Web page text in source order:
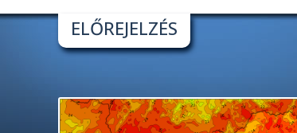
ELŐREJELZÉS